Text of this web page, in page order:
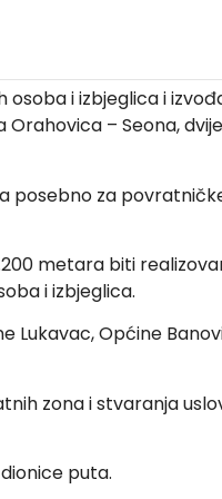
i izbjeglica i
– Seona,
posebno za
metara biti
i izbjeglica.
Lukavac, Općine
zona i stvaranja
puta.